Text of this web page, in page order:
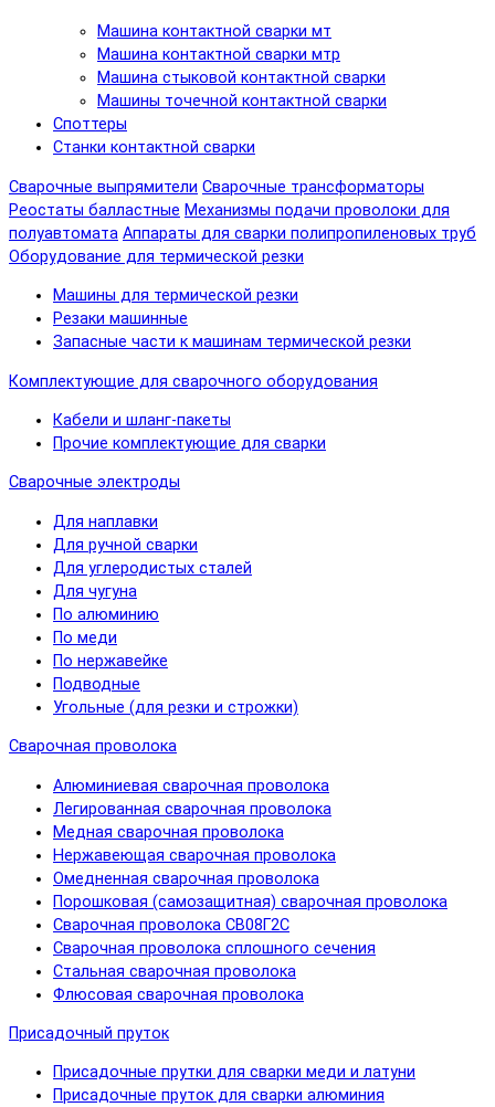
Машина контактной сварки мт
Машина контактной сварки мтр
Машина стыковой контактной сварки
Машины точечной контактной сварки
Споттеры
Станки контактной сварки
Сварочные выпрямители Сварочные трансформаторы
Реостаты балластные Механизмы подачи проволоки для
полуавтомата Аппараты для сварки полипропиленовых труб
Оборудование для термической резки
Машины для термической резки
Резаки машинные
Запасные части к машинам термической резки
Комплектующие для сварочного оборудования
Кабели и шланг-пакеты
Прочие комплектующие для сварки
Сварочные электроды
Для наплавки
Для ручной сварки
Для углеродистых сталей
Для чугуна
По алюминию
По меди
По нержавейке
Подводные
Угольные (для резки и строжки)
Сварочная проволока
Алюминиевая сварочная проволока
Легированная сварочная проволока
Медная сварочная проволока
Нержавеющая сварочная проволока
Омедненная сварочная проволока
Порошковая (самозащитная) сварочная проволока
Сварочная проволока СВ08Г2С
Сварочная проволока сплошного сечения
Стальная сварочная проволока
Флюсовая сварочная проволока
Присадочный пруток
Присадочные прутки для сварки меди и латуни
Присадочные пруток для сварки алюминия